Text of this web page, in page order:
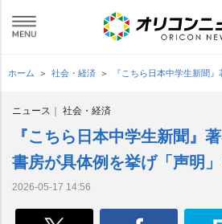
ホーム 社会・経済 『こちら日本中学生新聞
ニュース 社会・経済
『こちら日本中学生新聞』
書房が具体例を挙げ「声明
2026-05-17 14:56